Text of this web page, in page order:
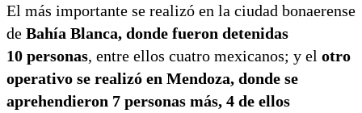
El más importante se realizó en la ciudad bonaerense
de Bahía Blanca, donde fueron detenidas
10 personas, entre ellos cuatro mexicanos; y el otro
operativo se realizó en Mendoza, donde se
aprehendieron 7 personas más, 4 de ellos